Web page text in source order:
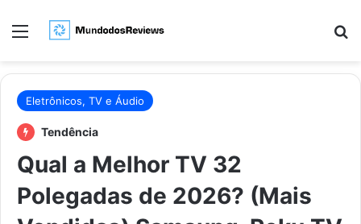
Menu
Eletrônicos, TV e Áudio
Tendência
Qual a Melhor TV 32
Polegadas de 2026? (Mais